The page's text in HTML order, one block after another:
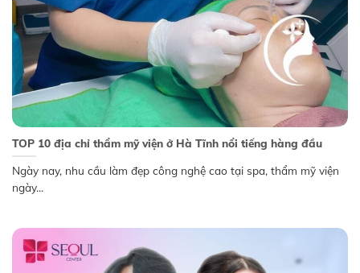
TOP 10 địa chỉ thẩm mỹ viện ở Hà Tĩnh nổi tiếng hàng đầu
Ngày nay, nhu cầu làm đẹp công nghệ cao tại spa, thẩm mỹ viện
ngày...